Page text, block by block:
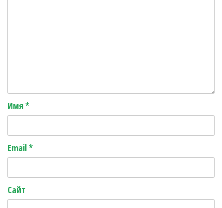
Имя*
Email*
Сайт